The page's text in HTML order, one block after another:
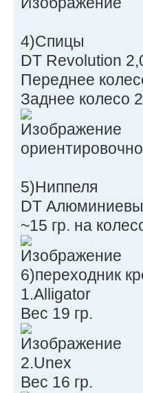
4)Спицы
DT Revolution
Переднее
Заднее колесо
5)Ниппеля
DT
~15 гр. на
6)переходник
1.Alligator
Вес 19 гр.
2.Unex
Вес 16 гр.